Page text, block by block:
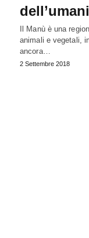
Il Manù è una
animali e vegetali,
ancora…
2 Settembre 2018